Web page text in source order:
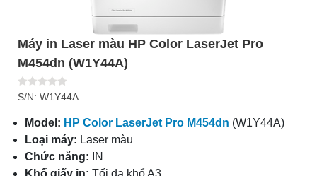
Máy in Laser màu HP Color LaserJet Pro
M454dn (W1Y44A)
S/N: W1Y44A
Model: HP Color LaserJet Pro M454dn (W1Y44A)
Loại máy: Laser màu
Chức năng: IN